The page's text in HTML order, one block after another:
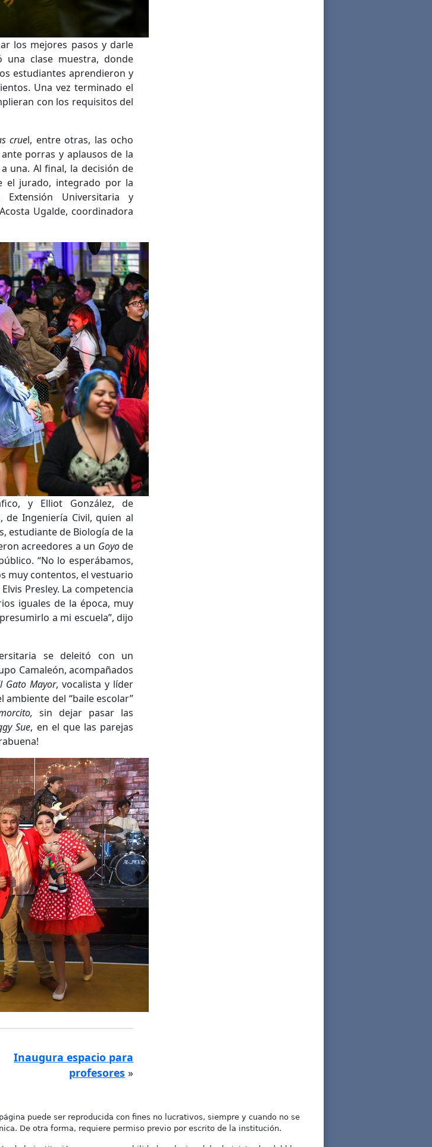
los mejores pasos y darle
clase muestra, donde
estudiantes aprendieron y
Una vez terminado el
con los requisitos del
cruel, entre otras, las ocho
porras y aplausos de la
una. Al final, la decisión de
el jurado, integrado por la
Universitaria y
Ugalde, coordinadora
y Elliot González, de
de Ingeniería Civil, quien al
estudiante de Biología de la
acreedores a un Goyode
“No lo esperábamos,
muy contentos, el vestuario
Presley. La competencia
iguales de la época, muy
a mi escuela”, dijo
se deleitó con un
Camaleón, acompañados
Gato Mayor, vocalista y líder
ambiente del “baile escolar”
sin dejar pasar las
Sue, en el que las parejas
Inaugura espacio para
profesores »
puede ser reproducida con fines no lucrativos, siempre y cuando no se
De otra forma, requiere permiso previo por escrito de la institución.